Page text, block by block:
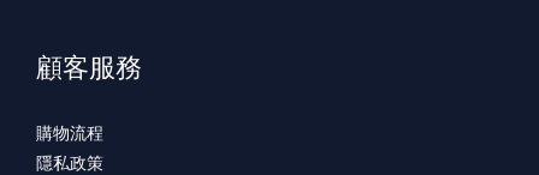
顧客服務
購物流程
隱私政策